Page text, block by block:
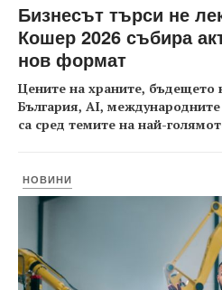
Бизнесът търси не
Кошер 2026 събира
нов формат
Цените на храните, бъдещето
България, AI,
са сред темите на най-
НОВИНИ